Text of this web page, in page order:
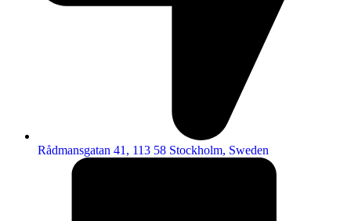
Rådmansgatan 41, 113 58 Stockholm, Sweden